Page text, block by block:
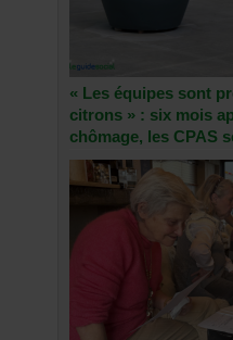
« Les équipes sont
citrons » : six mois
chômage, les CPAS